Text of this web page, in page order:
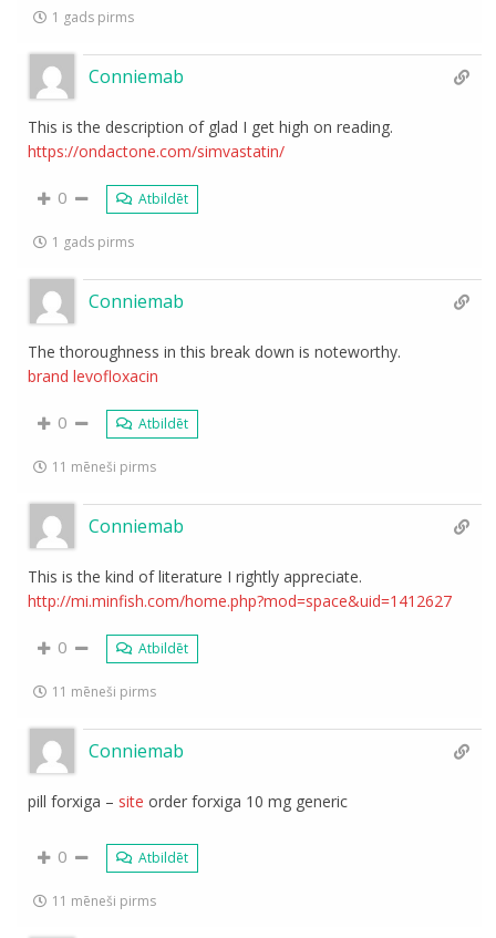
1 gads pirms
Conniemab
This is the description of glad I get high on reading.
https://ondactone.com/simvastatin/
0 Atbildēt
1 gads pirms
Conniemab
The thoroughness in this break down is noteworthy.
brand levofloxacin
0 Atbildēt
11 mēneši pirms
Conniemab
This is the kind of literature I rightly appreciate.
http://mi.minfish.com/home.php?mod=space&uid=1412627
0 Atbildēt
11 mēneši pirms
Conniemab
pill forxiga – site order forxiga 10 mg generic
0 Atbildēt
11 mēneši pirms